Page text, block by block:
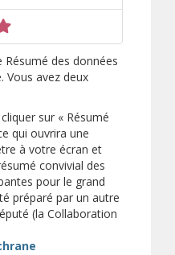
des données
Vous avez deux
sur « Résumé
qui ouvrira une
à votre écran et
convivial des
pour le grand
préparé par un autre
(la Collaboration